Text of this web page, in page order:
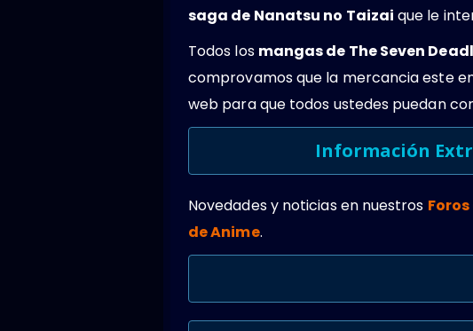
saga de Nanatsu no Taizai que le
Todos los mangas de The Seven
comprovamos que la mercancia este
web para que todos ustedes puedan
Información
Novedades y noticias en nuestros
de Anime.